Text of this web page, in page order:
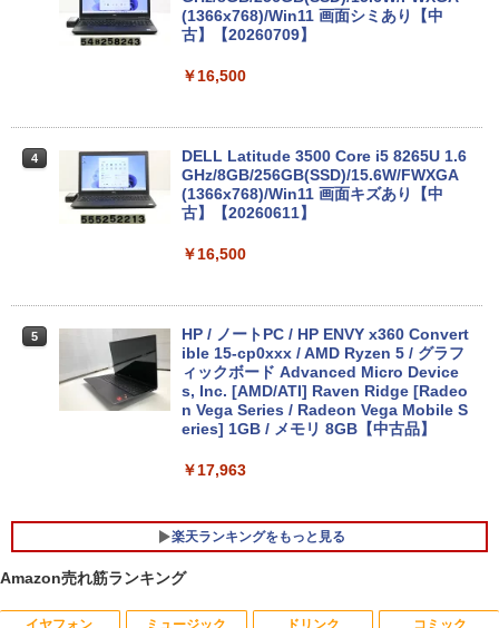
(1366x768)/Win11 画面シミあり【中
古】【20260709】
￥16,500
4
DELL Latitude 3500 Core i5 8265U 1.6
GHz/8GB/256GB(SSD)/15.6W/FWXGA
(1366x768)/Win11 画面キズあり【中
古】【20260611】
￥16,500
5
HP / ノートPC / HP ENVY x360 Convert
ible 15-cp0xxx / AMD Ryzen 5 / グラフ
ィックボード Advanced Micro Device
s, Inc. [AMD/ATI] Raven Ridge [Radeo
n Vega Series / Radeon Vega Mobile S
eries] 1GB / メモリ 8GB【中古品】
￥17,963
楽天ランキングをもっと見る
Amazon売れ筋ランキング
イヤフォン ミュージック ドリンク コミック